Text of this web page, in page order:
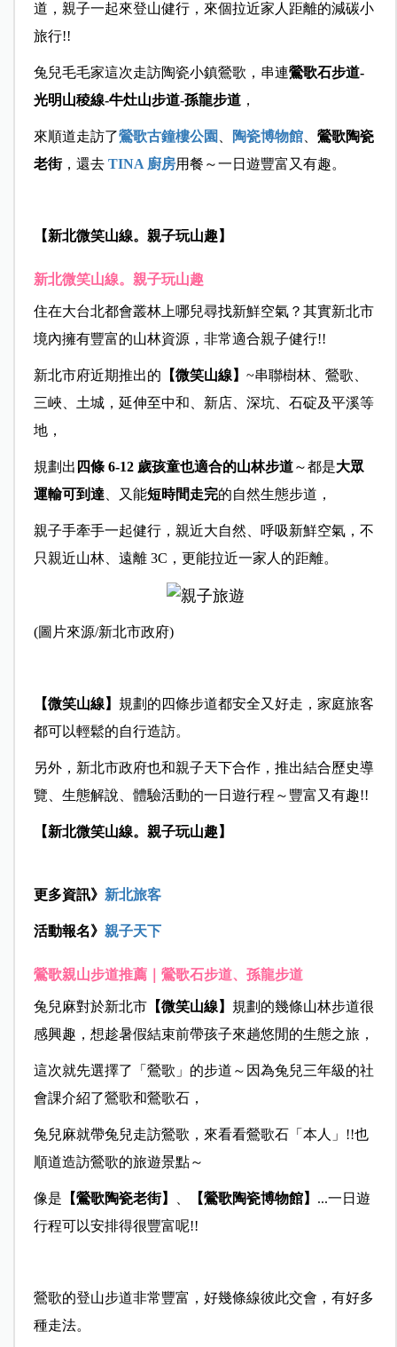
道，親子一起來登山健行，來個拉近家人距離的減碳小
旅行!!
兔兒毛毛家這次走訪陶瓷小鎮鶯歌，串連鶯歌石步道-
光明山稜線-牛灶山步道-孫龍步道，
來順道走訪了鶯歌古鐘樓公園 陶瓷博物館、 鶯歌陶瓷
老街，還去 TINA 廚房用餐～一日遊豐富又有趣。
【新北微笑山線。親子玩山趣】
新北微笑山線。親子玩山趣
住在大台北都會叢林上哪兒尋找新鮮空氣？其實新北市
境內擁有豐富的山林資源，非常適合親子健行!!
新北市府近期推出的 【微笑山線】 ~串聯樹林、鶯歌、
三峽、土城，延伸至中和、新店、深坑、石碇及平溪等
地，
規劃出 四條 6-12 歲孩童也適合的山林步道～都是大眾
運輸可到達 、又能短時間走完的自然生態步道，
親子手牽手一起健行，親近大自然、呼吸新鮮空氣，不
只親近山林、遠離 3C，更能拉近一家人的距離。
(圖片來源/新北市政府)
【微笑山線】 規劃的四條步道都安全又好走，家庭旅客
都可以輕鬆的自行造訪。
另外，新北市政府也和親子天下合作，推出結合歷史導
覽、生態解說、體驗活動的一日遊行程～豐富又有趣!!
【新北微笑山線。親子玩山趣】
更多資訊》 新北旅客
活動報名》 親子天下
鶯歌親山步道推薦｜鶯歌石步道、孫龍步道
兔兒麻對於新北市【微笑山線】 規劃的幾條山林步道很
感興趣，想趁暑假結束前帶孩子來趟悠閒的生態之旅，
這次就先選擇了「鶯歌」的步道～因為兔兒三年級的社
會課介紹了鶯歌和鶯歌石，
兔兒麻就帶兔兒走訪鶯歌，來看看鶯歌石「本人」!!也
順道造訪鶯歌的旅遊景點～
像是 【鶯歌陶瓷老街】 【鶯歌陶瓷博物館】 ...一日遊
行程可以安排得很豐富呢!!
鶯歌的登山步道非常豐富，好幾條線彼此交會，有好多
種走法。